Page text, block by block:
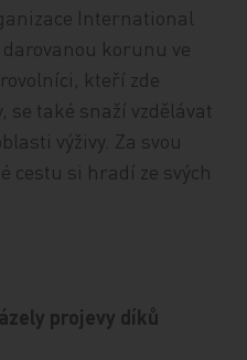
International
korunu ve
kteří zde
se také snaží vzdělávat
výživy. Za svou
cestu si hradí ze svých
projevy díků